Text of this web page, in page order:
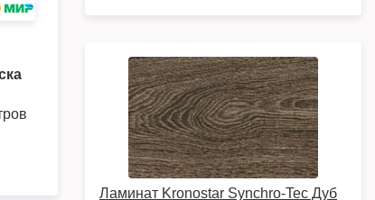
Ламинат Kronostar Synchro-Tec Дуб